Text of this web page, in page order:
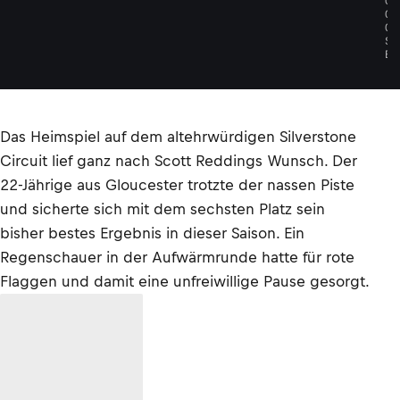
O
O
S
E
Das Heimspiel auf dem altehrwürdigen Silverstone
Circuit lief ganz nach Scott Reddings Wunsch. Der
22-Jährige aus Gloucester trotzte der nassen Piste
und sicherte sich mit dem sechsten Platz sein
bisher bestes Ergebnis in dieser Saison. Ein
Regenschauer in der Aufwärmrunde hatte für rote
Flaggen und damit eine unfreiwillige Pause gesorgt.